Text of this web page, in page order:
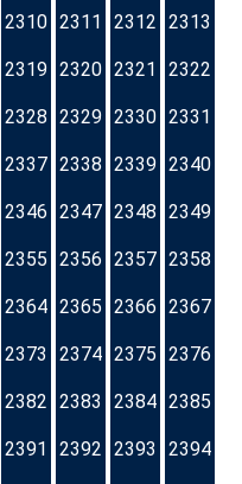
2310 2311 2312 2313
2319 2320 2321 2322
2328 2329 2330 2331
2337 2338 2339 2340
2346 2347 2348 2349
2355 2356 2357 2358
2364 2365 2366 2367
2373 2374 2375 2376
2382 2383 2384 2385
2391 2392 2393 2394